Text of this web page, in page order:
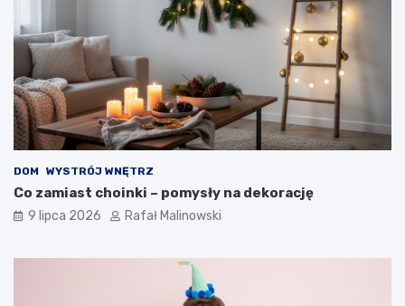
DOM WYSTRÓJ WNĘTRZ
Co zamiast choinki – pomysły na dekorację
9 lipca 2026 Rafał Malinowski